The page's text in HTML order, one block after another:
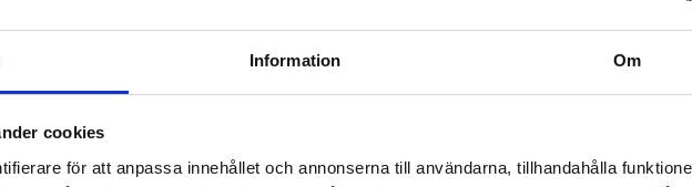
Information Om
cookies
för att anpassa innehållet och annonserna till användarna, tillhandahålla
men måste ha ett
Privatpersoner eller enskilda hushåll kan inte
stöd för samma anställning.
lönen måste vara minst 700€.
1.6-31.8.2024